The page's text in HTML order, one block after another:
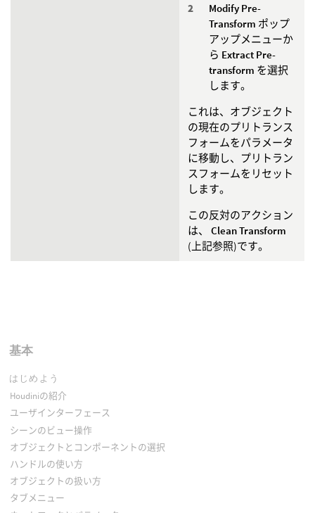
Modify Pre-
Transform ポップ
アップメニューか
ら Extract Pre-
transform を選択
します。
これは、オブジェクト
の現在のプリトランス
フォームをパラメータ
に移動し、プリトラン
スフォームをリセット
します。
この反対のアクション
は、 Clean Transform
(上記参照)です。
基本
はじめよう
Houdiniの紹介
ユーザインターフェース
シーンのビュー操作
オブジェクトとコンポーネントの選択
ハンドルの使い方
オブジェクトの扱い方
タブメニュー